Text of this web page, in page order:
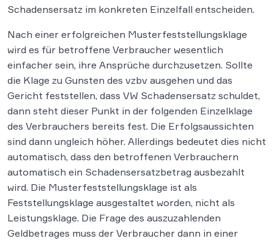
Schadensersatz im konkreten Einzelfall entscheiden.
Nach einer erfolgreichen Musterfeststellungsklage
wird es für betroffene Verbraucher wesentlich
einfacher sein, ihre Ansprüche durchzusetzen. Sollte
die Klage zu Gunsten des vzbv ausgehen und das
Gericht feststellen, dass VW Schadensersatz schuldet,
dann steht dieser Punkt in der folgenden Einzelklage
des Verbrauchers bereits fest. Die Erfolgsaussichten
sind dann ungleich höher. Allerdings bedeutet dies nicht
automatisch, dass den betroffenen Verbrauchern
automatisch ein Schadensersatzbetrag ausbezahlt
wird. Die Musterfeststellungsklage ist als
Feststellungsklage ausgestaltet worden, nicht als
Leistungsklage. Die Frage des auszuzahlenden
Geldbetrages muss der Verbraucher dann in einer